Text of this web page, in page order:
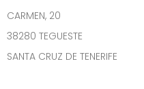
CARMEN, 20
38280 TEGUESTE
SANTA CRUZ DE TENERIFE